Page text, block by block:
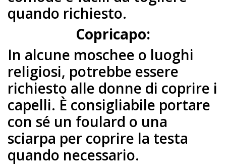
quando richiesto.
Copricapo:
In alcune moschee o luoghi
religiosi, potrebbe essere
richiesto alle donne di coprire i
capelli. È consigliabile portare
con sé un foulard o una
sciarpa per coprire la testa
quando necessario.